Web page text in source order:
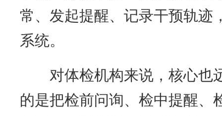
常、发起提醒、记录干预轨迹
系统。
对体检机构来说，核心也
的是把检前问询、检中提醒、